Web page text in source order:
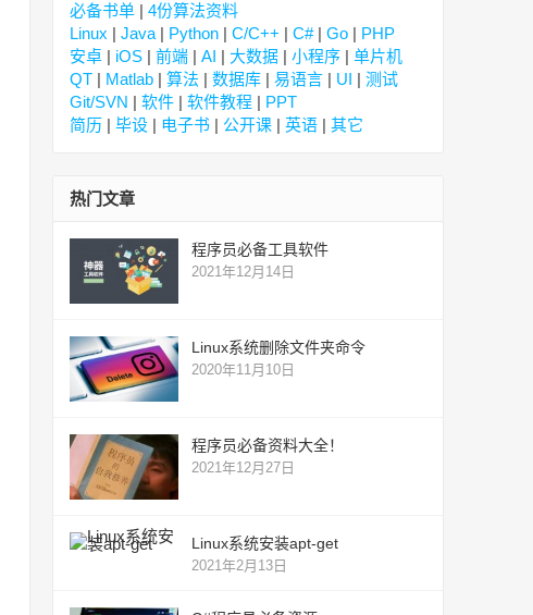
必备书单 | 4份算法资料
Linux | Java | Python | C/C++ | C#| Go | PHP
安卓 | iOS | 前端 | AI | 大数据 | 小程序 | 单片机
QT | Matlab | 算法 | 数据库 | 易语言 | UI | 测试
Git/SVN | 软件 | 软件教程 | PPT
简历 | 毕设 | 电子书 | 公开课 | 英语 | 其它
热门文章
程序员必备工具软件
2021年12月14日
Linux系统删除文件夹命令
2020年11月10日
程序员必备资料大全！
2021年12月27日
Linux系统安装apt-get
2021年2月13日